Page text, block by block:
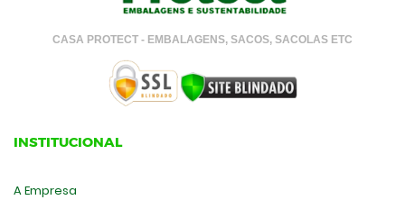
CASA PROTECT - EMBALAGENS, SACOS, SACOLAS ETC
INSTITUCIONAL
A Empresa